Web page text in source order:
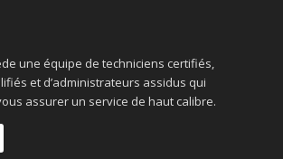
une équipe de techniciens certifiés,
et d’administrateurs assidus qui
assurer un service de haut calibre.